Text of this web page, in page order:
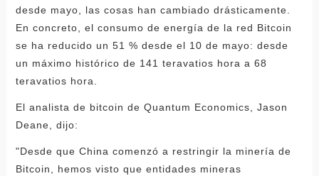
desde mayo, las cosas han cambiado drásticamente.
En concreto, el consumo de energía de la red Bitcoin
se ha reducido un 51 % desde el 10 de mayo: desde
un máximo histórico de 141 teravatios hora a 68
teravatios hora.
El analista de bitcoin de Quantum Economics, Jason
Deane, dijo:
"Desde que China comenzó a restringir la minería de
Bitcoin, hemos visto que entidades mineras